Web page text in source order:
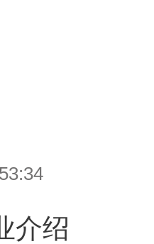
介绍